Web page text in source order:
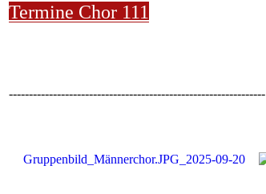
Termine Chor 111
----------------------------------------------------------------